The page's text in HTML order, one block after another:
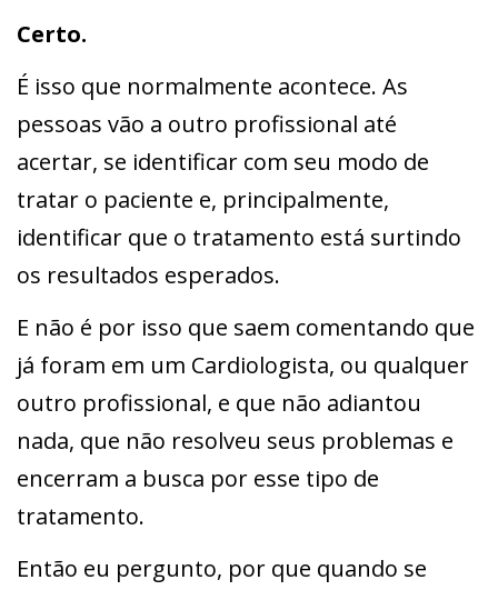
Certo.
É isso que normalmente acontece. As
pessoas vão a outro profissional até
acertar, se identificar com seu modo de
tratar o paciente e, principalmente,
identificar que o tratamento está surtindo
os resultados esperados.
E não é por isso que saem comentando que
já foram em um Cardiologista, ou qualquer
outro profissional, e que não adiantou
nada, que não resolveu seus problemas e
encerram a busca por esse tipo de
tratamento.
Então eu pergunto, por que quando se